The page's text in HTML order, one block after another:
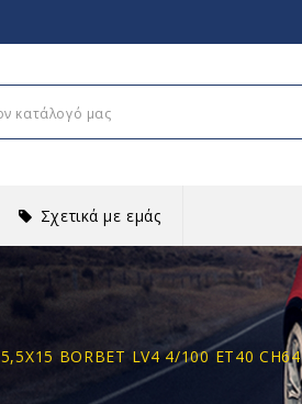
Σχετικά με εμάς
5,5X15 BORBET LV4 4/100 ET40 CH64